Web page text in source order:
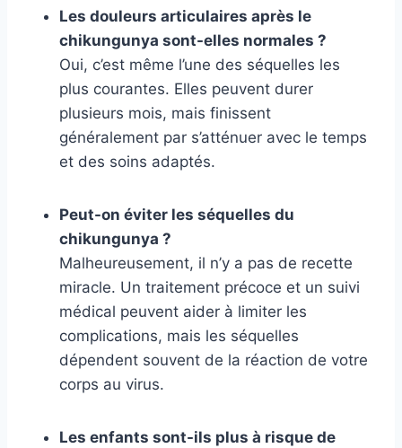
Les douleurs articulaires après le
chikungunya sont-elles normales ?
Oui, c’est même l’une des séquelles les
plus courantes. Elles peuvent durer
plusieurs mois, mais finissent
généralement par s’atténuer avec le temps
et des soins adaptés.
Peut-on éviter les séquelles du
chikungunya ?
Malheureusement, il n’y a pas de recette
miracle. Un traitement précoce et un suivi
médical peuvent aider à limiter les
complications, mais les séquelles
dépendent souvent de la réaction de votre
corps au virus.
Les enfants sont-ils plus à risque de